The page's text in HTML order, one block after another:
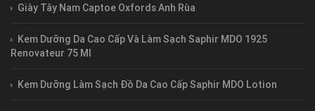
Giày Tây Nam Captoe Oxfords Anh Rùa
Kem Dưỡng Da Cao Cấp Và Làm Sạch Saphir MDO 1925
Renovateur 75 Ml
Kem Dưỡng Làm Sạch Đồ Da Cao Cấp Saphir MDO Lotion